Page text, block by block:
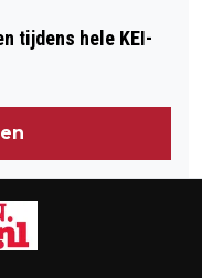
tijdens hele KEI-